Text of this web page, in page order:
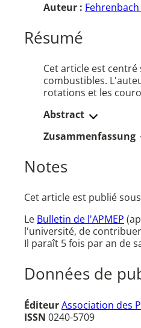
Auteur :
Résumé
Cet article est
combustibles.
rotations et les
Abstract
Zusammenfassung
Notes
Cet article est publié
Le Bulletin de l'APMEP
l'université, de
Il paraît 5 fois par an de
Données de
ÉditeurAssociation des
ISSN 0240-5709